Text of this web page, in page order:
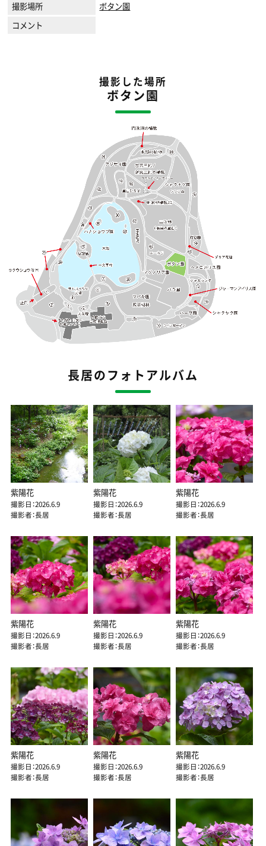
撮影場所
ボタン園
コメント
撮影した場所
ボタン園
長居のフォトアルバム
紫陽花
撮影日：2026.6.9
撮影者：長居
紫陽花
撮影日：2026.6.9
撮影者：長居
紫陽花
撮影日：2026.6.9
撮影者：長居
紫陽花
撮影日：2026.6.9
撮影者：長居
紫陽花
撮影日：2026.6.9
撮影者：長居
紫陽花
撮影日：2026.6.9
撮影者：長居
紫陽花
撮影日：2026.6.9
撮影者：長居
紫陽花
撮影日：2026.6.9
撮影者：長居
紫陽花
撮影日：2026.6.9
撮影者：長居